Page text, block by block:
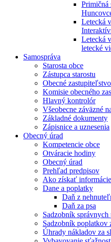
Primičná
Letecká
Letecká
letecké
Samospráva
Starosta obce
Zástupca starostu
Obecné zastupiteľstvo
Komisie obecného
Hlavný kontrolór
Všeobecne záväzné
Základné dokumenty
Zápisnice a uznesenia
Obecný úrad
Kompetencie obce
Otváracie hodiny
Obecný úrad
Prehľad predpisov
Ako získať informácie
Dane a poplatky
Daň z
Daň za psa
Sadzobník
Sadzobník poplatkov
Úhrady nákladov za